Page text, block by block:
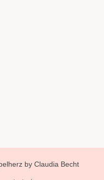
by Claudia Becht